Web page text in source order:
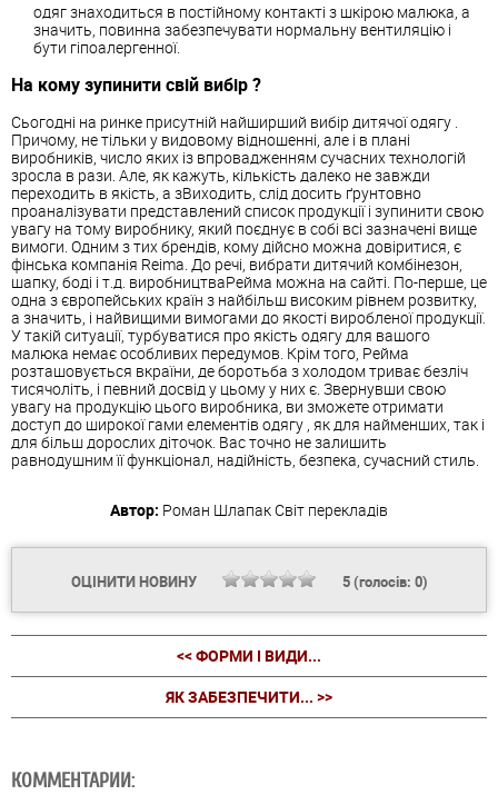
одяг знаходиться в постійному контакті з шкірою малюка, а
значить, повинна забезпечувати нормальну вентиляцію і
бути гіпоалергенної.
На кому зупинити свій вибір?
Сьогодні на ринке присутній найширший вибір дитячоїодягу .
Причому, не тільки у видовому відношенні, але і в плані
виробників, число яких із впровадженням сучасних технологій
зросла в рази. Але, як кажуть, кількість далеко не завжди
переходить в якість, а зВиходить, слід досить ґрунтовно
проаналізувати представлений список продукції і зупинити свою
увагу на тому виробнику, який поєднує в собі всі зазначені вище
вимоги. Одним з тих брендів, кому дійсно можна довіритися, є
фінська компанія Reima. До речі, вибрати дитячий комбінезон,
шапку, боді і т.д. виробництваРейма можна на сайті. По-перше, це
одна з європейських країн з найбільш високим рівнем розвитку,
а значить, і найвищими вимогами до якості виробленої продукції.
У такій ситуації, турбуватися про якість одягудля вашого
малюка немає особливих передумов. Крім того, Рейма
розташовується вкраїни, де боротьба з холодом триває безліч
тисячоліть, і певний досвід у цьому у них є. Звернувши свою
увагу на продукцію цього виробника, ви зможете отримати
доступ до широкої гами елементів одягу , як для найменших, так і
для більш дорослих діточок. Вас точно не залишить
равнодушним її функціонал, надійність, безпека, сучасний стиль.
Автор: Роман ШлапакСвіт перекладів
ОЦІНИТИ НОВИНУ 5(голосів: 0)
<< ФОРМИ І ВИДИ...
ЯК ЗАБЕЗПЕЧИТИ... >>
КОММЕНТАРИИ: